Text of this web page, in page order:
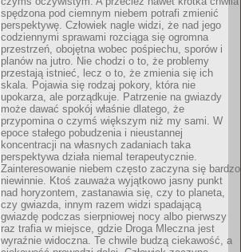
spędzona pod ciemnym niebem potrafi zmienić
perspektywę. Człowiek nagle widzi, że nad jego
codziennymi sprawami rozciąga się ogromna
przestrzeń, obojętna wobec pośpiechu, sporów i
planów na jutro. Nie chodzi o to, że problemy
przestają istnieć, lecz o to, że zmienia się ich
skala. Pojawia się rodzaj pokory, która nie
upokarza, ale porządkuje. Patrzenie na gwiazdy
może dawać spokój właśnie dlatego, że
przypomina o czymś większym niż my sami. W
epoce stałego pobudzenia i nieustannej
koncentracji na własnych zadaniach taka
perspektywa działa niemal terapeutycznie.
Zainteresowanie niebem często zaczyna się bardzo
niewinnie. Ktoś zauważa wyjątkowo jasny punkt
nad horyzontem, zastanawia się, czy to planeta,
czy gwiazda, innym razem widzi spadającą
gwiazdę podczas sierpniowej nocy albo pierwszy
raz trafia w miejsce, gdzie Droga Mleczna jest
wyraźnie widoczna. Te chwile budzą ciekawość, a